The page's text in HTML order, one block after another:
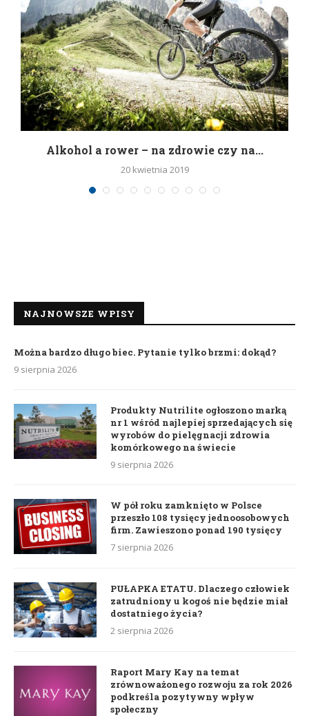
Alkohol a rower – na zdrowie czy na...
20 kwietnia 2019
NAJNOWSZE WPISY
Można bardzo długo biec. Pytanie tylko brzmi: dokąd?
9 sierpnia 2026
Produkty Nutrilite ogłoszono marką
nr 1 wśród najlepiej sprzedających się
wyrobów do pielęgnacji zdrowia
komórkowego na świecie
9 sierpnia 2026
W pół roku zamknięto w Polsce
przeszło 108 tysięcy jednoosobowych
firm. Zawieszono ponad 190 tysięcy
7 sierpnia 2026
PUŁAPKA ETATU. Dlaczego człowiek
zatrudniony u kogoś nie będzie miał
dostatniego życia?
2 sierpnia 2026
Raport Mary Kay na temat
zrównoważonego rozwoju za rok 2026
podkreśla pozytywny wpływ
społeczny